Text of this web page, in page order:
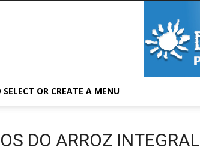
SELECT OR CREATE A MENU
DO ARROZ INTEGRAL